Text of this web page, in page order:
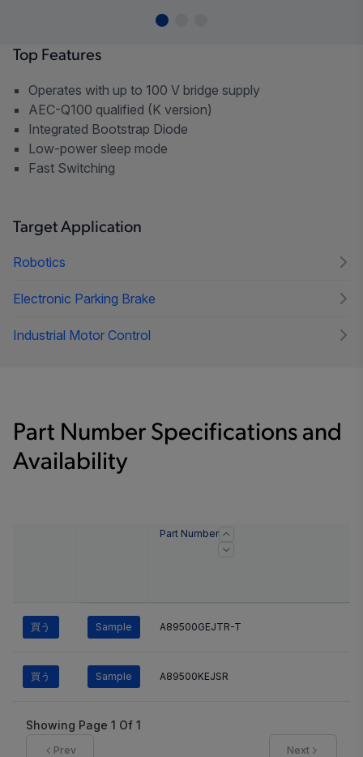
Top Features
Operates with up to 100 V bridge supply
AEC-Q100 qualified (K version)
Integrated Bootstrap Diode
Low-power sleep mode
Fast Switching
Target Application
Robotics
Electronic Parking Brake
Industrial Motor Control
Part Number Specifications and
Availability
Part Number
買う Sample A89500GEJTR-T
買う Sample A89500KEJSR
Showing Page 1 Of 1
Prev Next